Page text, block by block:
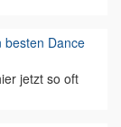
besten Dance
jetzt so oft